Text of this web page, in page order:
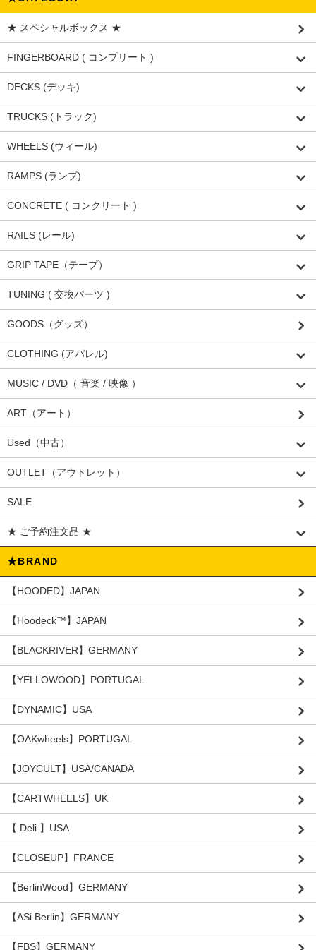
★ スペシャルボックス ★
FINGERBOARD ( コンプリート )
DECKS (デッキ)
TRUCKS (トラック)
WHEELS (ウィール)
RAMPS (ランプ)
CONCRETE ( コンクリート )
RAILS (レール)
GRIP TAPE（テープ）
TUNING ( 交換パーツ )
GOODS（グッズ）
CLOTHING (アパレル)
MUSIC / DVD（ 音楽 / 映像 ）
ART（アート）
Used（中古）
OUTLET（アウトレット）
SALE
★ ご予約注文品 ★
★BRAND
【HOODED】JAPAN
【Hoodeck™️】JAPAN
【BLACKRIVER】GERMANY
【YELLOWOOD】PORTUGAL
【DYNAMIC】USA
【OAKwheels】PORTUGAL
【JOYCULT】USA/CANADA
【CARTWHEELS】UK
【 Deli 】USA
【CLOSEUP】FRANCE
【BerlinWood】GERMANY
【ASi Berlin】GERMANY
【FBS】GERMANY